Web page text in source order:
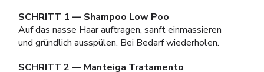
SCHRITT 1 — Shampoo Low Poo
Auf das nasse Haar auftragen, sanft einmassieren
und gründlich ausspülen. Bei Bedarf wiederholen.
SCHRITT 2 — Manteiga Tratamento